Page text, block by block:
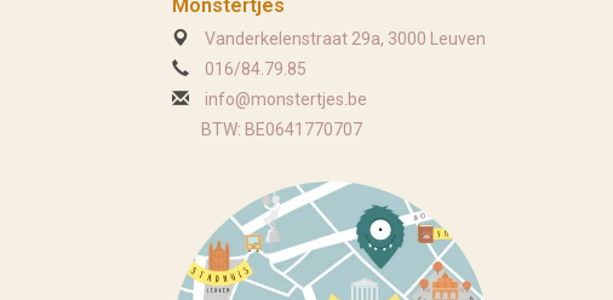
Monstertjes
Vanderkelenstraat 29a, 3000 Leuven
016/84.79.85
info@monstertjes.be
BTW: BE0641770707